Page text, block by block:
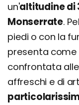
un'altitudine di
Monserrate.
piedi o con la
presenta come
confrontata
affreschi e di